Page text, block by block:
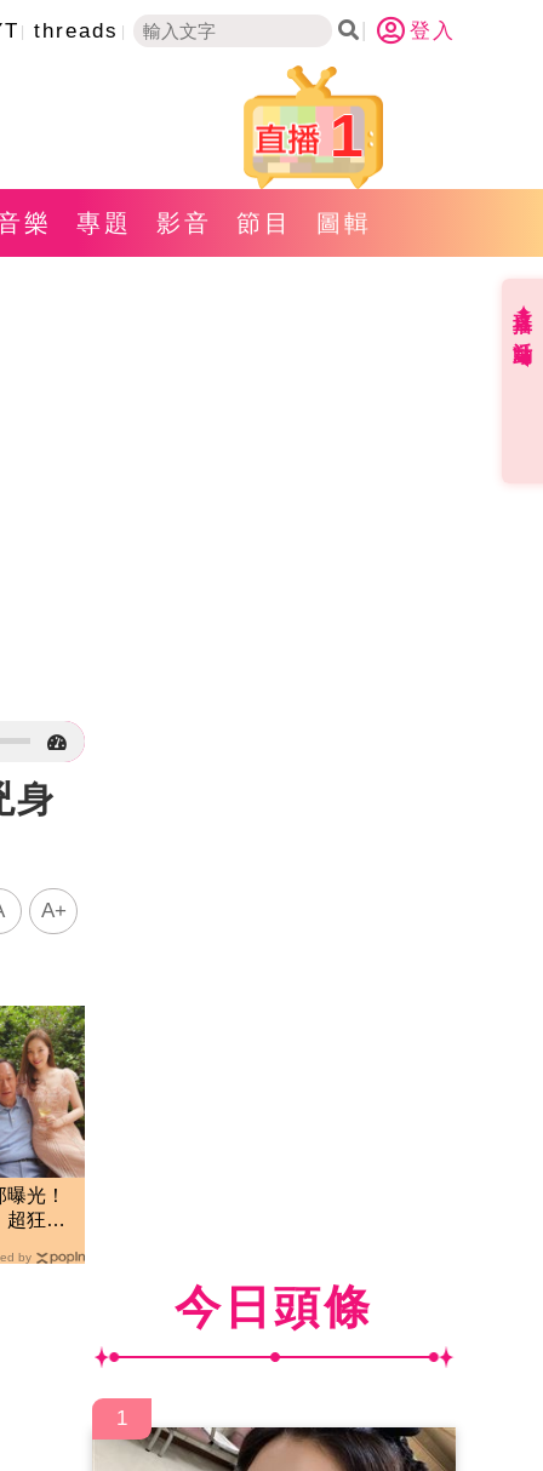
threads 登入
1
樂 專題 影音 節目 圖輯
身
A+
光！
超狂網
by
今日頭條
1
直播✦活動